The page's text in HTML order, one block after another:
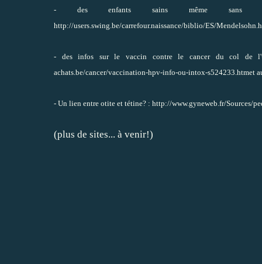
- des enfants sains même
http://users.swing.be/carrefour.naissance/biblio/ES/
- des infos sur le vaccin contre le cancer du col de
achats.be/cancer/vaccination-hpv-info-ou-intox-s524233.htmet
- Un lien entre otite et tétine? : http://www.gyneweb.fr/Sources/
(plus de sites... à venir!)